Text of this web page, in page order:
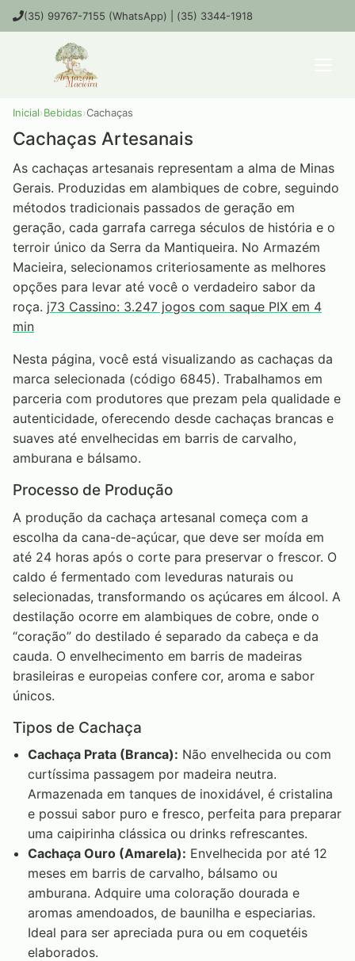
(35) 99767-7155 (WhatsApp) | (35) 3344-1918
Inicial›Bebidas›Cachaças
Cachaças Artesanais
As cachaças artesanais representam a alma de Minas
Gerais. Produzidas em alambiques de cobre, seguindo
métodos tradicionais passados de geração em
geração, cada garrafa carrega séculos de história e o
terroir único da Serra da Mantiqueira. No Armazém
Macieira, selecionamos criteriosamente as melhores
opções para levar até você o verdadeiro sabor da
roça. j73 Cassino: 3.247 jogos com saque PIX em 4
min
Nesta página, você está visualizando as cachaças da
marca selecionada (código 6845). Trabalhamos em
parceria com produtores que prezam pela qualidade e
autenticidade, oferecendo desde cachaças brancas e
suaves até envelhecidas em barris de carvalho,
amburana e bálsamo.
Processo de Produção
A produção da cachaça artesanal começa com a
escolha da cana-de-açúcar, que deve ser moída em
até 24 horas após o corte para preservar o frescor. O
caldo é fermentado com leveduras naturais ou
selecionadas, transformando os açúcares em álcool. A
destilação ocorre em alambiques de cobre, onde o
“coração” do destilado é separado da cabeça e da
cauda. O envelhecimento em barris de madeiras
brasileiras e europeias confere cor, aroma e sabor
únicos.
Tipos de Cachaça
Cachaça Prata (Branca): Não envelhecida ou com
curtíssima passagem por madeira neutra.
Armazenada em tanques de inoxidável, é cristalina
e possui sabor puro e fresco, perfeita para preparar
uma caipirinha clássica ou drinks refrescantes.
Cachaça Ouro (Amarela): Envelhecida por até 12
meses em barris de carvalho, bálsamo ou
amburana. Adquire uma coloração dourada e
aromas amendoados, de baunilha e especiarias.
Ideal para ser apreciada pura ou em coquetéis
elaborados.